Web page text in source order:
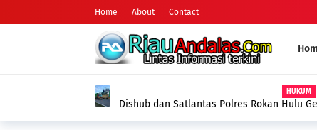
Home About Contact
HUKUM
Satreskrim Polres Pelalawan Tangkap